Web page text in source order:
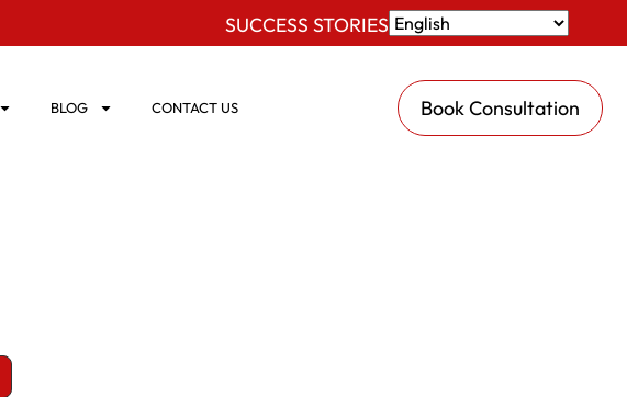
SUCCESS STORIES
BLOG CONTACT US Book Consultation